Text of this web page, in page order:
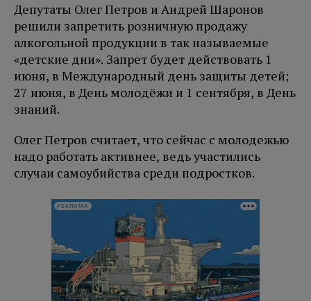
Депутаты Олег Петров и Андрей Шаронов
решили запретить розничную продажу
алкогольной продукции в так называемые
«детские дни». Запрет будет действовать ‪1
июня‬, в Международный день защиты детей;
‪27 июня‬, в День молодёжи и ‪1 сентября‬, в День
знаний.
Олег Петров считает, что сейчас с молодежью
надо работать активнее, ведь участились
случаи самоубийства среди подростков.
РЕКЛАМА